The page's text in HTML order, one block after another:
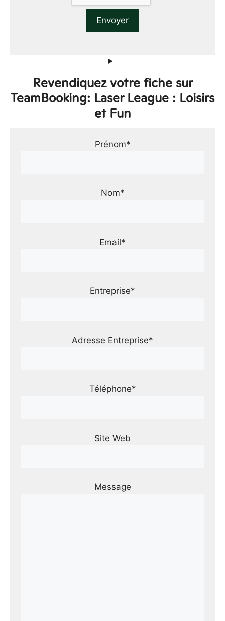
Revendiquez votre fiche sur
TeamBooking: Laser League : Loisirs
et Fun
Prénom*
Nom*
Email*
Entreprise*
Adresse Entreprise*
Téléphone*
Site Web
Message